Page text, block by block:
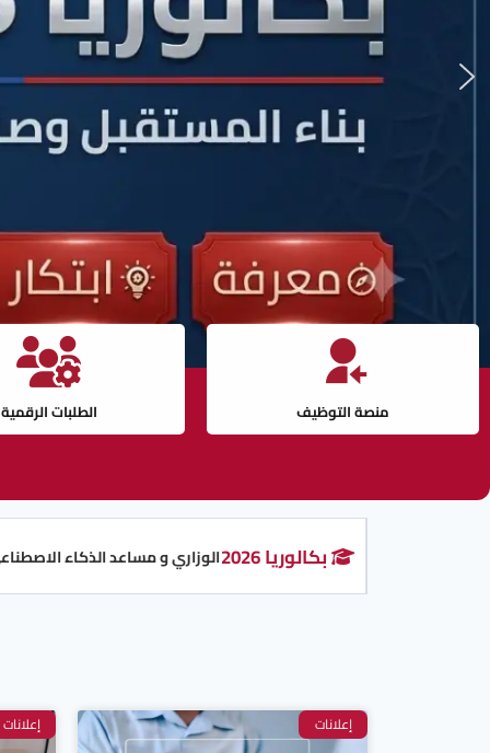
منصة التوظيف الطلبات الرقمية
بكالوريا 2026
المنشور الوزاري و مساعد الذكاء الاصطناعي للتسجيل
إعلانات إعلانات